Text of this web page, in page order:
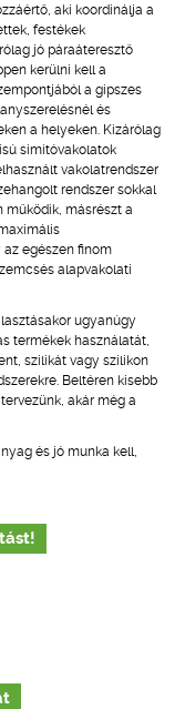
aki koordinálja a
festékek
jó páraáteresztő
kerülni kell a
a gipszes
és
a helyeken. Kizárólag
simítóvakolatok
vakolatrendszer
rendszer sokkal
működik, másrészt a
egészen finom
alapvakolati
ugyanúgy
termékek használatát,
szilikát vagy szilikon
Beltéren kisebb
akár még a
és jó munka kell,